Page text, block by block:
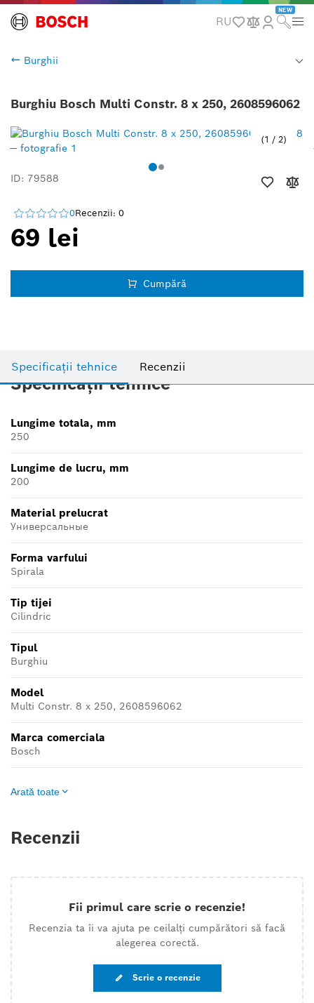
RU
NEW
Burghii
Burghiu Bosch Multi Constr. 8 x 250, 2608596062
1 / 2
ID: 79588
0Recenzii: 0
69 lei
Cumpără
Specificații tehnice Recenzii
Specificații tehnice
Lungime totala, mm
250
Lungime de lucru, mm
200
Material prelucrat
Универсальные
Forma varfului
Spirala
Tip tijei
Cilindric
Tipul
Burghiu
Model
Multi Constr. 8 x 250, 2608596062
Marca comerciala
Bosch
Arată toate
Recenzii
Fii primul care scrie o recenzie!
Recenzia ta îi va ajuta pe ceilalți cumpărători să facă
alegerea corectă.
Scrie o recenzie